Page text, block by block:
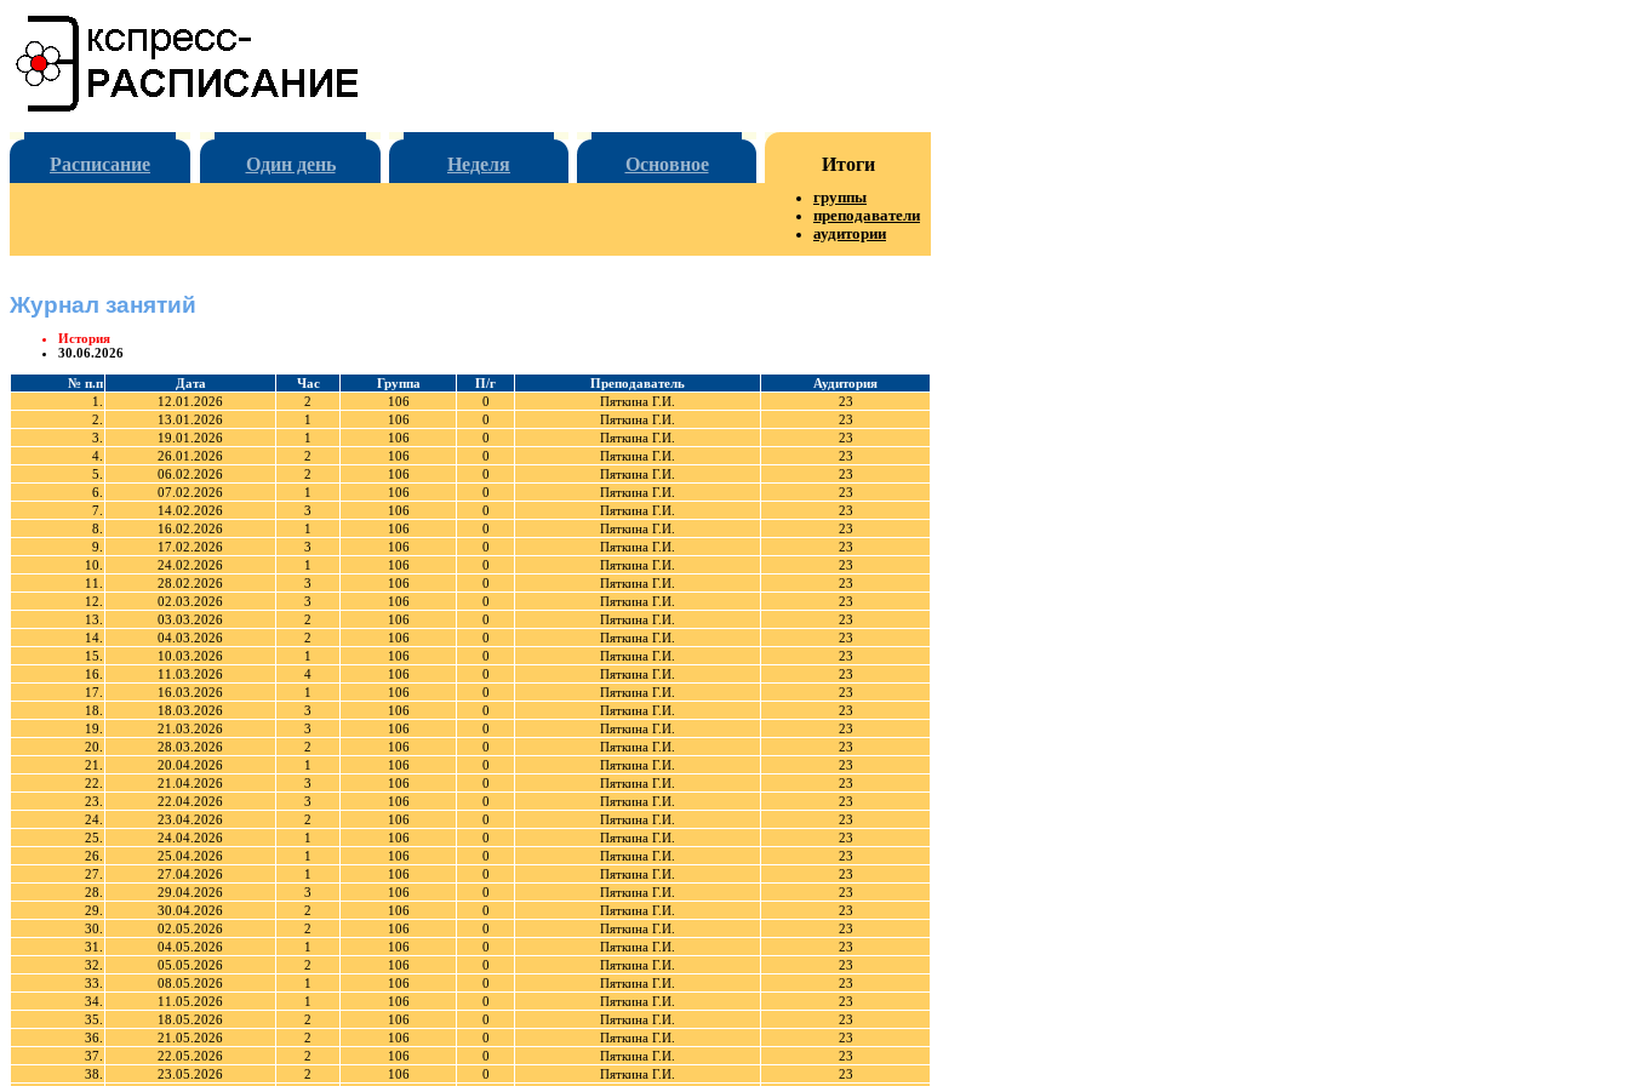
Расписание Один день Неделя Основное Итоги
группы
преподаватели
аудитории
Журнал занятий
История
30.06.2026
№ п.п Дата Час Группа П/г Преподаватель
Аудитория
1.
12.01.2026 2 106 0 Пяткина Г.И.
23
2.
13.01.2026 1 106 0 Пяткина Г.И.
23
3.
19.01.2026 1 106 0 Пяткина Г.И.
23
4.
26.01.2026 2 106 0 Пяткина Г.И.
23
5.
06.02.2026 2 106 0 Пяткина Г.И.
23
6.
07.02.2026 1 106 0 Пяткина Г.И.
23
7.
14.02.2026 3 106 0 Пяткина Г.И.
23
8.
16.02.2026 1 106 0 Пяткина Г.И.
23
9.
17.02.2026 3 106 0 Пяткина Г.И.
23
10.
24.02.2026 1 106 0 Пяткина Г.И.
23
11.
28.02.2026 3 106 0 Пяткина Г.И.
23
12.
02.03.2026 3 106 0 Пяткина Г.И.
23
13.
03.03.2026 2 106 0 Пяткина Г.И.
23
14.
04.03.2026 2 106 0 Пяткина Г.И.
23
15.
10.03.2026 1 106 0 Пяткина Г.И.
23
16.
11.03.2026 4 106 0 Пяткина Г.И.
23
17.
16.03.2026 1 106 0 Пяткина Г.И.
23
18.
18.03.2026 3 106 0 Пяткина Г.И.
23
19.
21.03.2026 3 106 0 Пяткина Г.И.
23
20.
28.03.2026 2 106 0 Пяткина Г.И.
23
21.
20.04.2026 1 106 0 Пяткина Г.И.
23
22.
21.04.2026 3 106 0 Пяткина Г.И.
23
23.
22.04.2026 3 106 0 Пяткина Г.И.
23
24.
23.04.2026 2 106 0 Пяткина Г.И.
23
25.
24.04.2026 1 106 0 Пяткина Г.И.
23
26.
25.04.2026 1 106 0 Пяткина Г.И.
23
27.
27.04.2026 1 106 0 Пяткина Г.И.
23
28.
29.04.2026 3 106 0 Пяткина Г.И.
23
29.
30.04.2026 2 106 0 Пяткина Г.И.
23
30.
02.05.2026 2 106 0 Пяткина Г.И.
23
31.
04.05.2026 1 106 0 Пяткина Г.И.
23
32.
05.05.2026 2 106 0 Пяткина Г.И.
23
33.
08.05.2026 1 106 0 Пяткина Г.И.
23
34.
11.05.2026 1 106 0 Пяткина Г.И.
23
35.
18.05.2026 2 106 0 Пяткина Г.И.
23
36.
21.05.2026 2 106 0 Пяткина Г.И.
23
37.
22.05.2026 2 106 0 Пяткина Г.И.
23
38.
23.05.2026 2 106 0 Пяткина Г.И.
23